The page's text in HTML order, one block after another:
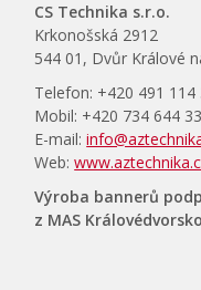
CS Technika s.r.o.
Krkonošská 2912
544 01, Dvůr Králové
Telefon: +420 491 114
Mobil: +420 734 644
E-mail:
Web:
Výroba bannerů
z MAS